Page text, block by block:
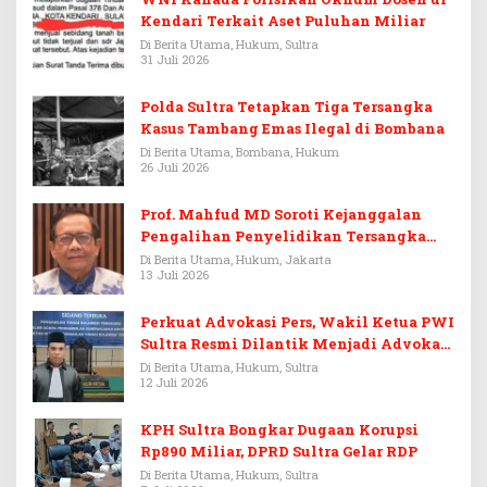
Kendari Terkait Aset Puluhan Miliar
Di Berita Utama, Hukum, Sultra
31 Juli 2026
Polda Sultra Tetapkan Tiga Tersangka
Kasus Tambang Emas Ilegal di Bombana
Di Berita Utama, Bombana, Hukum
26 Juli 2026
Prof. Mahfud MD Soroti Kejanggalan
Pengalihan Penyelidikan Tersangka
Febrie Adriansyah
Di Berita Utama, Hukum, Jakarta
13 Juli 2026
Perkuat Advokasi Pers, Wakil Ketua PWI
Sultra Resmi Dilantik Menjadi Advokat
PERADI
Di Berita Utama, Hukum, Sultra
12 Juli 2026
KPH Sultra Bongkar Dugaan Korupsi
Rp890 Miliar, DPRD Sultra Gelar RDP
Di Berita Utama, Hukum, Sultra